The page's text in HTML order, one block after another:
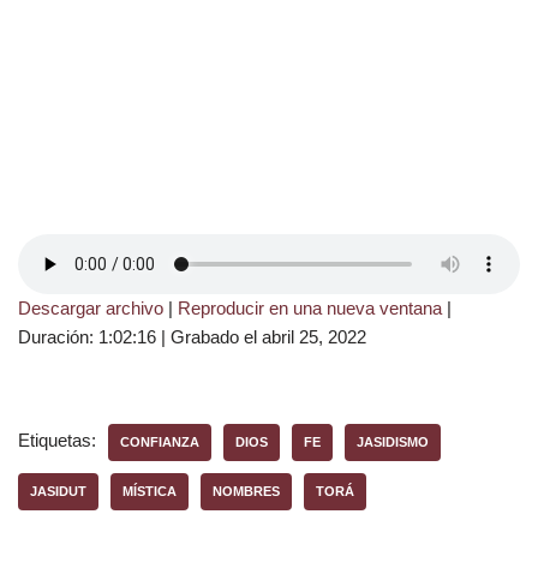
Descargar archivo | Reproducir en una nueva ventana |
Duración: 1:02:16 | Grabado el abril 25, 2022
Etiquetas: CONFIANZA DIOS FE JASIDISMO
JASIDUT MÍSTICA NOMBRES TORÁ